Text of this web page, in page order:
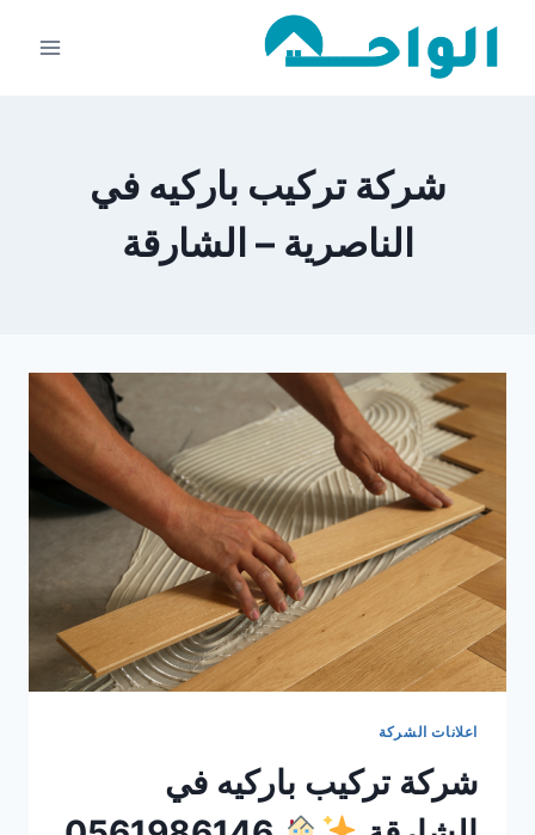
شركة تركيب باركيه في
الناصرية – الشارقة
اعلانات الشركة
شركة تركيب باركيه في